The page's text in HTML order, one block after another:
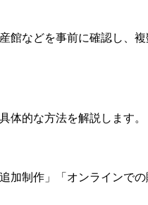
館などを事前に確認し、
体的な方法を解説します。
加制作」「オンラインで